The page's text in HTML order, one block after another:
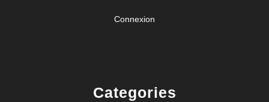
Connexion
Categories